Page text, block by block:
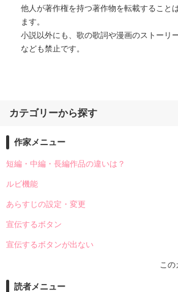
他人が著作権を持つ著作物を転載すること
ます。
小説以外にも、歌の歌詞や漫画のストーリ
なども禁止です。
カテゴリーから探す
作家メニュー
短編・中編・長編作品の違いは？
ルビ機能
あらすじの設定・変更
宣伝するボタン
宣伝するボタンが出ない
こ
読者メニュー